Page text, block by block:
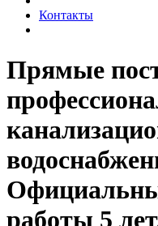
Контакты
Прямые
работы 5